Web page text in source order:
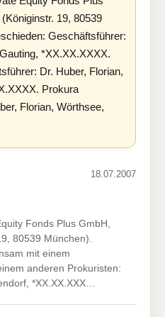
19, 80539
Geschäftsführer:
*XX.XX.XXXX.
Dr. Huber, Florian,
Prokura
Florian, Wörthsee,
18.07.2007
Fonds Plus GmbH,
80539 München).
mit einem
anderen Prokuristen:
*XX.XX.XXX…